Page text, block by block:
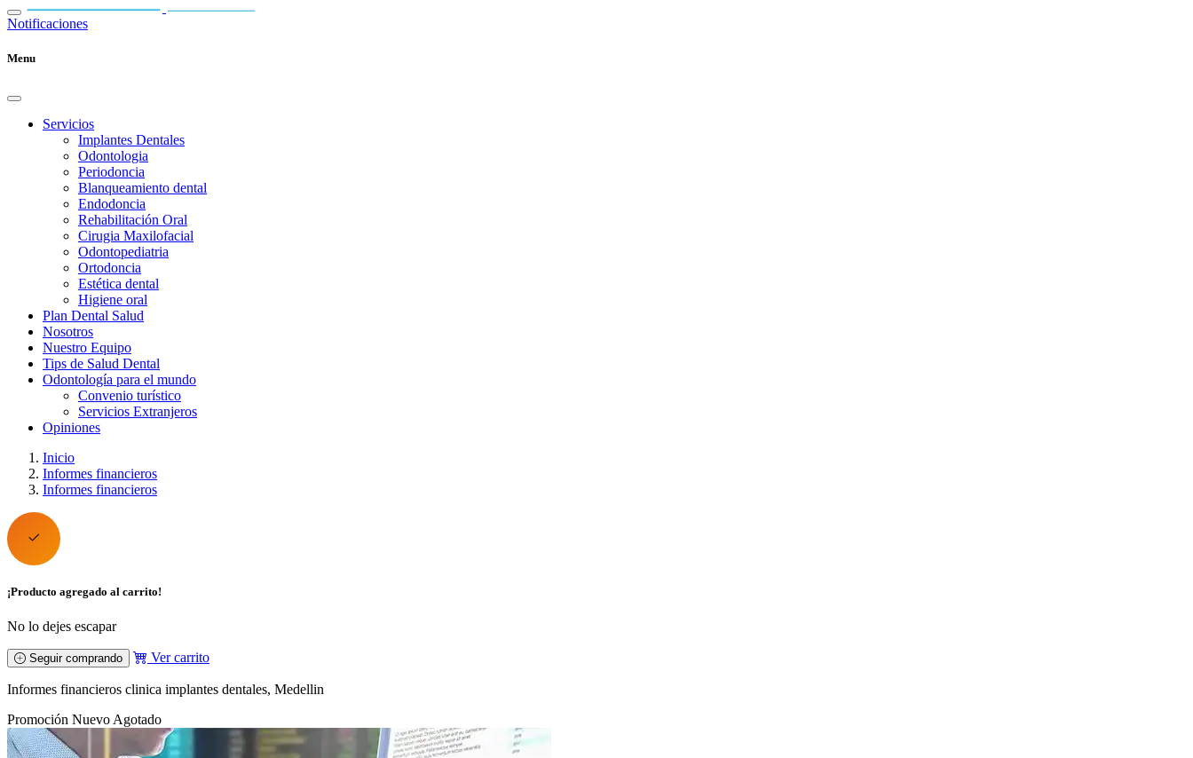
Notificaciones
Menu
Servicios
Implantes Dentales
Odontologia
Periodoncia
Blanqueamiento dental
Endodoncia
Rehabilitación Oral
Cirugia Maxilofacial
Odontopediatria
Ortodoncia
Estética dental
Higiene oral
Plan Dental Salud
Nosotros
Nuestro Equipo
Tips de Salud Dental
Odontología para el mundo
Convenio turístico
Servicios Extranjeros
Opiniones
Inicio
Informes financieros
Informes financieros
¡Producto agregado al carrito!
No lo dejes escapar
Seguir comprando Ver carrito
Informes financieros clinica implantes dentales, Medellin
Promoción Nuevo Agotado